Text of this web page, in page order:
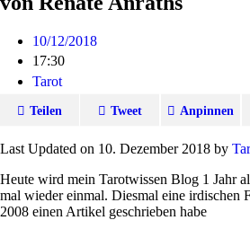
10/12/2018
17:30
Tarot
Teilen Tweet Anpinnen
Last Updated on 10. Dezember 2018 by
Heute wird mein Tarot­wissen Blog 1 Jahr
mal wieder einmal. Diesmal eine irdi­schen
2008 einen Artikel geschrieben habe